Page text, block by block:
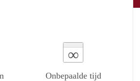
∞
Onbepaalde tijd